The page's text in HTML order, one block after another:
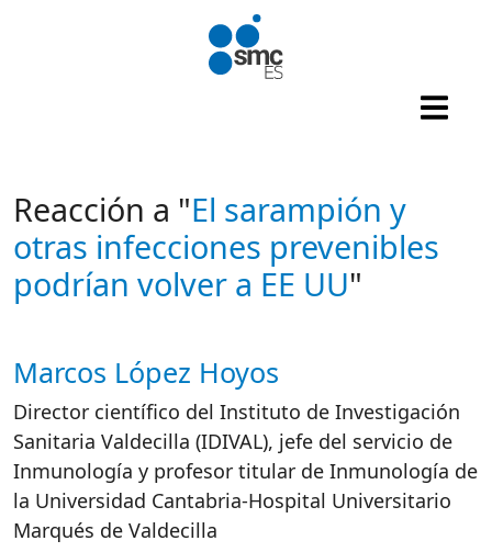
Pasar al contenido principal
Reacción a "El sarampión y
otras infecciones prevenibles
podrían volver a EE UU"
Autor/es reacciones
Marcos López Hoyos
Director científico del Instituto de Investigación
Sanitaria Valdecilla (IDIVAL), jefe del servicio de
Inmunología y profesor titular de Inmunología de
la Universidad Cantabria-Hospital Universitario
Marqués de Valdecilla